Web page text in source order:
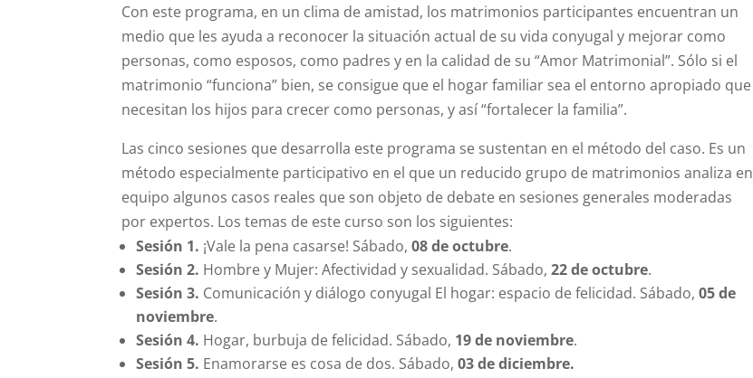
Con este programa, en un clima de amistad, los matrimonios participantes encuentran un
medio que les ayuda a reconocer la situación actual de su vida conyugal y mejorar como
personas, como esposos, como padres y en la calidad de su “Amor Matrimonial”. Sólo si el
matrimonio “funciona” bien, se consigue que el hogar familiar sea el entorno apropiado que
necesitan los hijos para crecer como personas, y así “fortalecer la familia”.
Las cinco sesiones que desarrolla este programa se sustentan en el método del caso. Es un
método especialmente participativo en el que un reducido grupo de matrimonios analiza en
equipo algunos casos reales que son objeto de debate en sesiones generales moderadas
por expertos. Los temas de este curso son los siguientes:
Sesión 1. ¡Vale la pena casarse! Sábado,08 de octubre.
Sesión 2. Hombre y Mujer: Afectividad y sexualidad. Sábado,22 de octubre.
Sesión 3. Comunicación y diálogo conyugal El hogar: espacio de felicidad. Sábado,05 de
noviembre.
Sesión 4. Hogar, burbuja de felicidad. Sábado, 19 de noviembre.
Sesión 5. Enamorarse es cosa de dos. Sábado,03 de diciembre.